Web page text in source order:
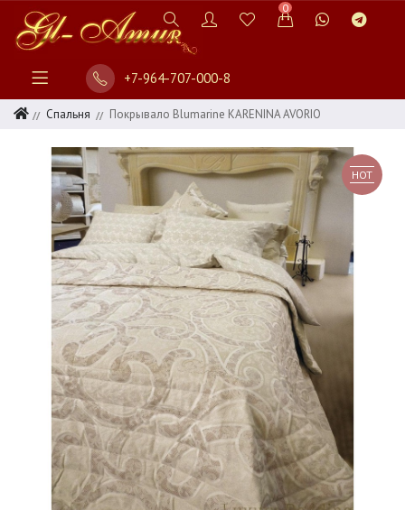
0
+7-964-707-000-8
Спальня Покрывало Blumarine KARENINA AVORIO
HOT